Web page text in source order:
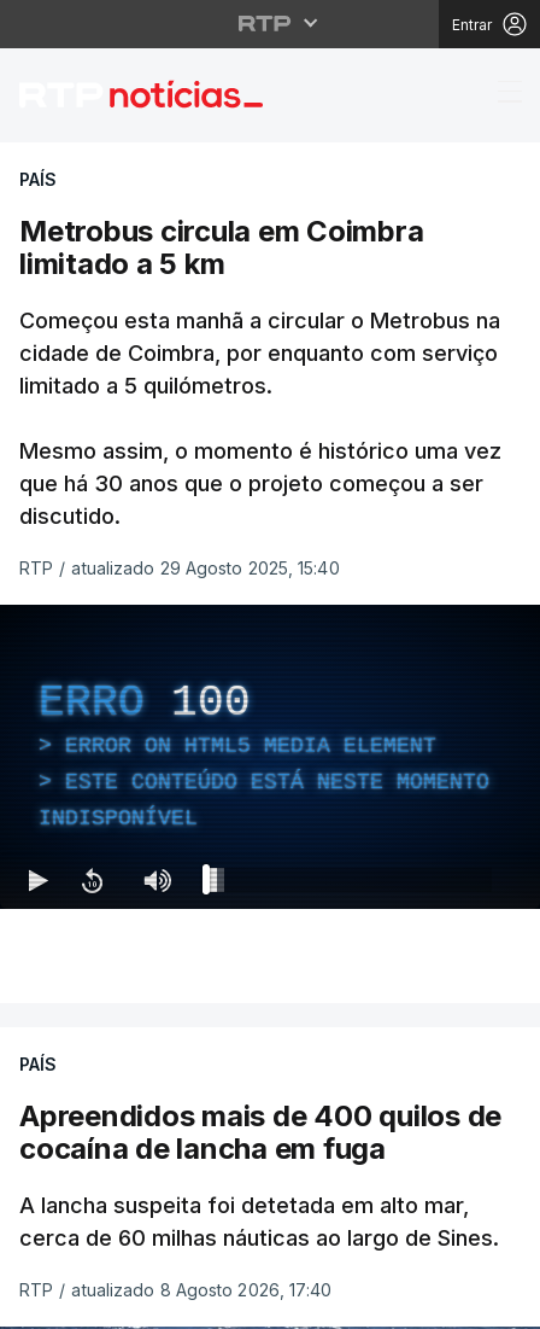
Entrar
Metrobus circula em
PAÍS
Metrobus circula em Coimbra
limitado a 5 km
Começou esta manhã a circular o Metrobus na
cidade de Coimbra, por enquanto com serviço
limitado a 5 quilómetros.
Mesmo assim, o momento é histórico uma vez
que há 30 anos que o projeto começou a ser
discutido.
RTP / atualizado 29 Agosto 2025, 15:40
ERRO 100
ERROR ON HTML5 MEDIA ELEMENT
ESTE CONTEÚDO ESTÁ NESTE MOMENTO
INDISPONÍVEL
PAÍS
Apreendidos mais de 400 quilos de
cocaína de lancha em fuga
A lancha suspeita foi detetada em alto mar,
cerca de 60 milhas náuticas ao largo de Sines.
RTP / atualizado 8 Agosto 2026, 17:40